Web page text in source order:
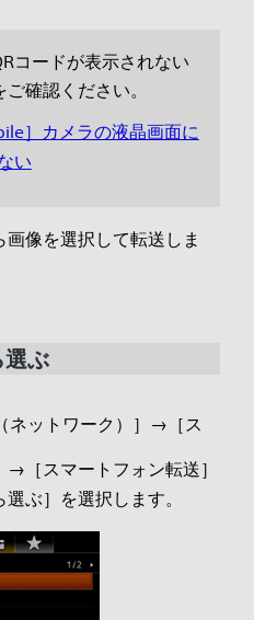
コードが表示されない
確認ください。
］カメラの液晶画面に
い
像を選択して転送しま
選ぶ
（ネットワーク）］→［ス
［スマートフォン転送］
ぶ］を選択します。